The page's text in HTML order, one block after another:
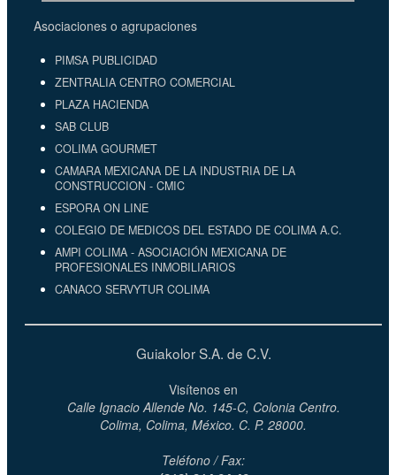
Asociaciones o agrupaciones
PIMSA PUBLICIDAD
ZENTRALIA CENTRO COMERCIAL
PLAZA HACIENDA
SAB CLUB
COLIMA GOURMET
CAMARA MEXICANA DE LA INDUSTRIA DE LA
CONSTRUCCION - CMIC
ESPORA ON LINE
COLEGIO DE MEDICOS DEL ESTADO DE COLIMA A.C.
AMPI COLIMA - ASOCIACIÓN MEXICANA DE
PROFESIONALES INMOBILIARIOS
CANACO SERVYTUR COLIMA
Guiakolor S.A. de C.V.
Visítenos en
Calle Ignacio Allende No. 145-C, Colonia Centro.
Colima, Colima, México. C. P. 28000.
Teléfono / Fax: